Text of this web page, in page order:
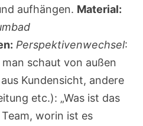
aufhängen. Material:
Perspektivenwechsel:
schaut von außen
Kundensicht, andere
etc.): „Was ist das
worin ist es